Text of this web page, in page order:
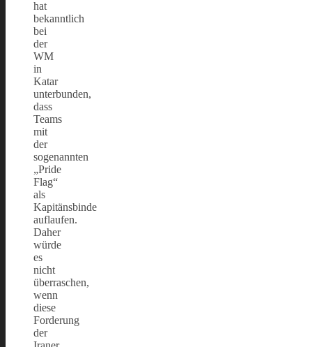
hat
bekanntlich
bei
der
WM
in
Katar
unterbunden,
dass
Teams
mit
der
sogenannten
„Pride
Flag“
als
Kapitänsbinde
auflaufen.
Daher
würde
es
nicht
überraschen,
wenn
diese
Forderung
der